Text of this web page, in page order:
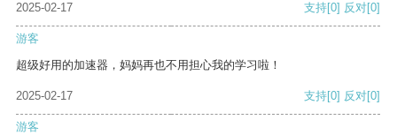
2025-02-17 支持[0] 反对[0]
游客
超级好用的加速器，妈妈再也不用担心我的学习啦！
2025-02-17 支持[0] 反对[0]
游客